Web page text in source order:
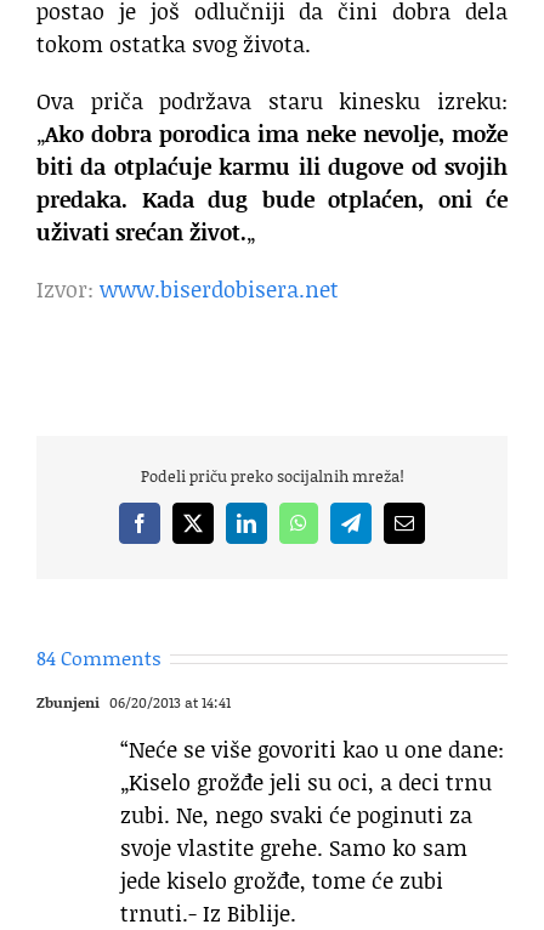
postao je još odlučniji da čini dobra dela
tokom ostatka svog života.
Ova priča podržava staru kinesku izreku:
„Ako dobra porodica ima neke nevolje, može
biti da otplaćuje karmu ili dugove od svojih
predaka. Kada dug bude otplaćen, oni će
uživati srećan život.„
Izvor: www.biserdobisera.net
Podeli priču preko socijalnih mreža!
Facebook
X LinkedInWhatsAppTelegramEmail
84 Comments
Zbunjeni 06/20/2013 at 14:41
“Neće se više govoriti kao u one dane:
„Kiselo grožđe jeli su oci, a deci trnu
zubi. Ne, nego svaki će poginuti za
svoje vlastite grehe. Samo ko sam
jede kiselo grožđe, tome će zubi
trnuti.- Iz Biblije.